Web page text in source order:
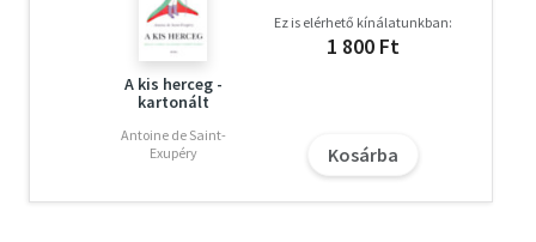
A kis herceg -
kartonált
Antoine de Saint-
Exupéry
Ez is elérhető kínálatunkban:
1 800 Ft
Kosárba